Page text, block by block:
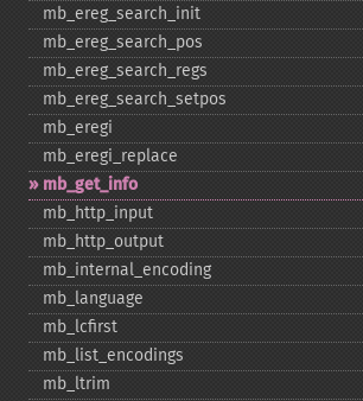
mb_​ereg_​search_​init
mb_​ereg_​search_​pos
mb_​ereg_​search_​regs
mb_​ereg_​search_​setpos
mb_​eregi
mb_​eregi_​replace
mb_​get_​info
mb_​http_​input
mb_​http_​output
mb_​internal_​encoding
mb_​language
mb_​lcfirst
mb_​list_​encodings
mb_​ltrim